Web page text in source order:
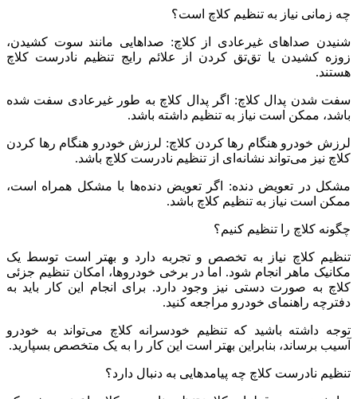
چه زمانی نیاز به تنظیم کلاچ است؟
شنیدن صداهای غیرعادی از کلاچ: صداهایی مانند سوت کشیدن،
زوزه کشیدن یا تق‌تق کردن از علائم رایج تنظیم نادرست کلاچ
هستند.
سفت شدن پدال کلاچ: اگر پدال کلاچ به طور غیرعادی سفت شده
باشد، ممکن است نیاز به تنظیم داشته باشد.
لرزش خودرو هنگام رها کردن کلاچ: لرزش خودرو هنگام رها کردن
کلاچ نیز می‌تواند نشانه‌ای از تنظیم نادرست کلاچ باشد.
مشکل در تعویض دنده: اگر تعویض دنده‌ها با مشکل همراه است،
ممکن است نیاز به تنظیم کلاچ باشد.
چگونه کلاچ را تنظیم کنیم؟
تنظیم کلاچ نیاز به تخصص و تجربه دارد و بهتر است توسط یک
مکانیک ماهر انجام شود. اما در برخی خودروها، امکان تنظیم جزئی
کلاچ به صورت دستی نیز وجود دارد. برای انجام این کار باید به
دفترچه راهنمای خودرو مراجعه کنید.
توجه داشته باشید که تنظیم خودسرانه کلاچ می‌تواند به خودرو
آسیب برساند، بنابراین بهتر است این کار را به یک متخصص بسپارید.
تنظیم نادرست کلاچ چه پیامدهایی به دنبال دارد؟